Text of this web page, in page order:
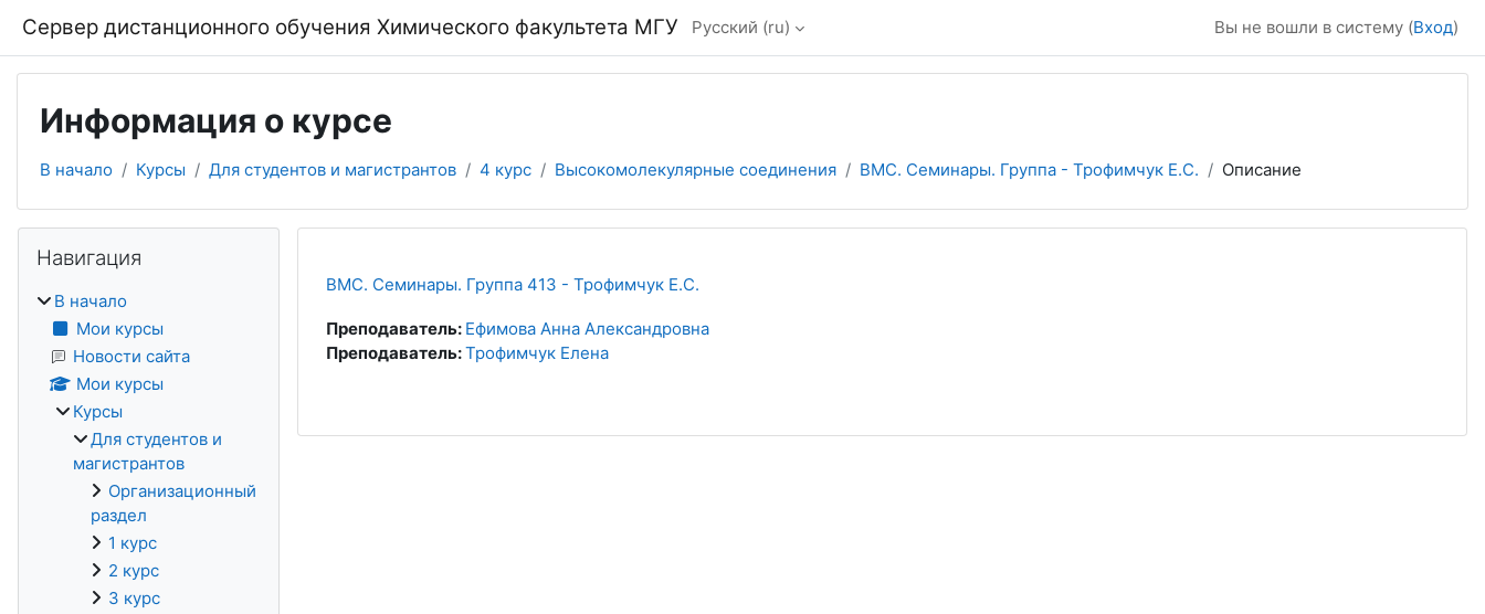
Сервер дистанционного обучения Химического факультета МГУ Русский ‎(ru)‎ Вы не вошли в систему (Вход)
Информация о курсе
В начало Курсы Для студентов и магистрантов 4 курс Высокомолекулярные соединения ВМС. Семинары. Группа - Трофимчук Е.С. Описание
ВМС. Семинары. Группа 413 - Трофимчук Е.С.
Преподаватель: Ефимова Анна Александровна
Преподаватель:Трофимчук Елена
Блоки
Навигация
В начало
Мои курсы
Новости сайта
Мои курсы
Курсы
Для студентов и
магистрантов
Организационный
раздел
1 курс
2 курс
3 курс